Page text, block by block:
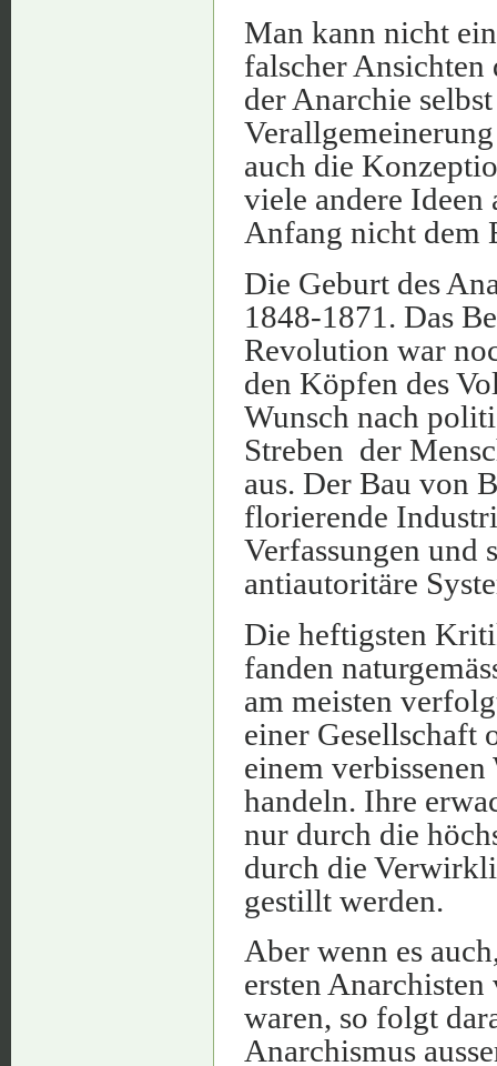
Man kann nicht
falscher
der Anarchie
auch die
viele andere Ideen
Anfang nicht dem
Die Geburt des
1848-1871. Das
Revolution war
den Köpfen des
Wunsch nach
Streben der
aus. Der Bau von
florierende
Verfassungen und
antiautoritäre
Die heftigsten
fanden
am meisten
einer Gesellschaft
einem
handeln. Ihre
nur durch die
durch die
gestillt werden.
Aber wenn es
ersten
waren, so folgt
Anarchismus